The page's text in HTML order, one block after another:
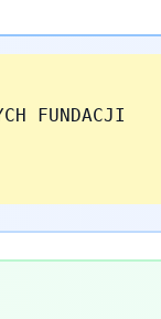
FUNDACJI